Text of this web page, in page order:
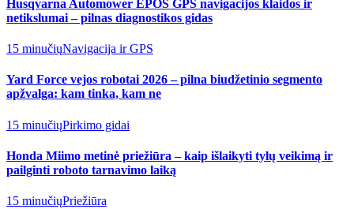
Husqvarna Automower EPOS GPS navigacijos klaidos ir
netikslumai – pilnas diagnostikos gidas
15 minučiųNavigacija ir GPS
Yard Force vejos robotai 2026 – pilna biudžetinio segmento
apžvalga: kam tinka, kam ne
15 minučiųPirkimo gidai
Honda Miimo metinė priežiūra – kaip išlaikyti tylų veikimą ir
pailginti roboto tarnavimo laiką
15 minučiųPriežiūra